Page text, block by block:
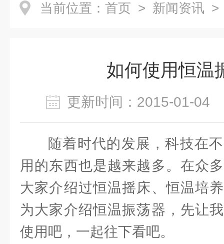
当前位置： 首页 > 新闻资讯 >
如何使用恒温
更新时间：2015-01-
随着时代的发展，科技在
用的东西也是越来越多。在众
大家介绍过恒温摇床、恒温培
为大家介绍恒温振荡器，先让
使用吧，一起往下看吧。